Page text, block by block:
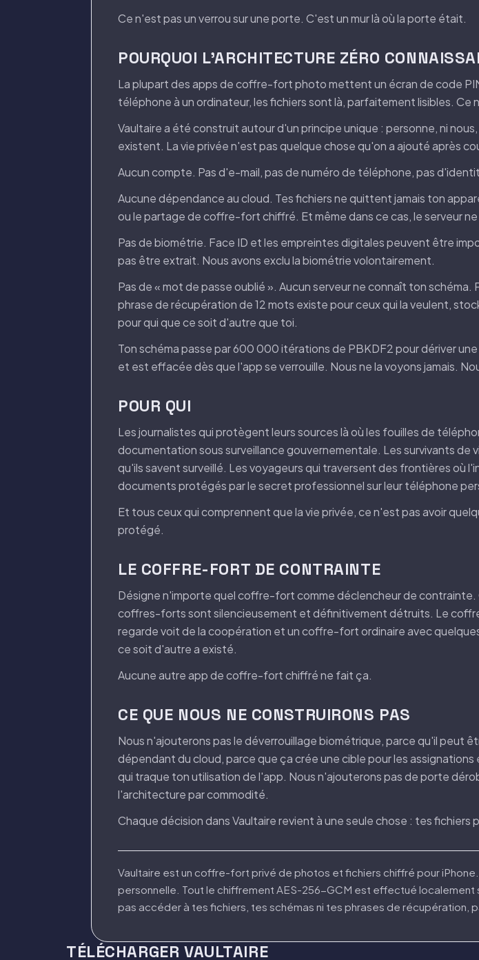
Ce n'est pas un verrou sur une porte. C'est un mur là où la porte était.
POURQUOI L'ARCHITECTURE ZÉRO
La plupart des apps de coffre-fort photo mettent un écran de code
téléphone à un ordinateur, les fichiers sont là, parfaitement lisibles. Ce
Vaultaire a été construit autour d'un principe unique : personne, ni
existent. La vie privée n'est pas quelque chose qu'on a ajouté après
Aucun compte. Pas d'e-mail, pas de numéro de téléphone, pas
Aucune dépendance au cloud. Tes fichiers ne quittent jamais ton
ou le partage de coffre-fort chiffré. Et même dans ce cas, le serveur
Pas de biométrie. Face ID et les empreintes digitales peuvent être
pas être extrait. Nous avons exclu la biométrie volontairement.
Pas de « mot de passe oublié ». Aucun serveur ne connaît ton
phrase de récupération de 12 mots existe pour ceux qui la veulent,
pour qui que ce soit d'autre que toi.
Ton schéma passe par 600 000 itérations de PBKDF2 pour dériver
et est effacée dès que l'app se verrouille. Nous ne la voyons jamais.
POUR QUI
Les journalistes qui protègent leurs sources là où les fouilles de
documentation sous surveillance gouvernementale. Les survivants de
qu'ils savent surveillé. Les voyageurs qui traversent des frontières où
documents protégés par le secret professionnel sur leur téléphone
Et tous ceux qui comprennent que la vie privée, ce n'est pas avoir
protégé.
LE COFFRE-FORT DE CONTRAINTE
Désigne n'importe quel coffre-fort comme déclencheur de
coffres-forts sont silencieusement et définitivement détruits. Le
regarde voit de la coopération et un coffre-fort ordinaire avec
ce soit d'autre a existé.
Aucune autre app de coffre-fort chiffré ne fait ça.
CE QUE NOUS NE CONSTRUIRONS PAS
Nous n'ajouterons pas le déverrouillage biométrique, parce qu'il peut
dépendant du cloud, parce que ça crée une cible pour les
qui traque ton utilisation de l'app. Nous n'ajouterons pas de porte
l'architecture par commodité.
Chaque décision dans Vaultaire revient à une seule chose : tes
Vaultaire est un coffre-fort privé de photos et fichiers chiffré pour
personnelle. Tout le chiffrement AES-256-GCM est effectué localement
pas accéder à tes fichiers, tes schémas ni tes phrases de récupération,
TÉLÉCHARGER VAULTAIRE